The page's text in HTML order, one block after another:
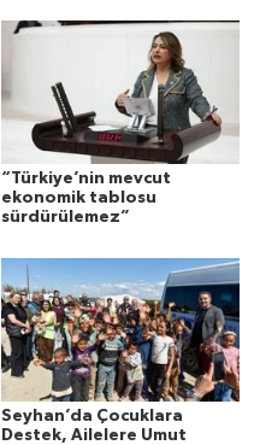
“Türkiye’nin mevcut
ekonomik tablosu
sürdürülemez”
Seyhan’da Çocuklara
Destek, Ailelere Umut